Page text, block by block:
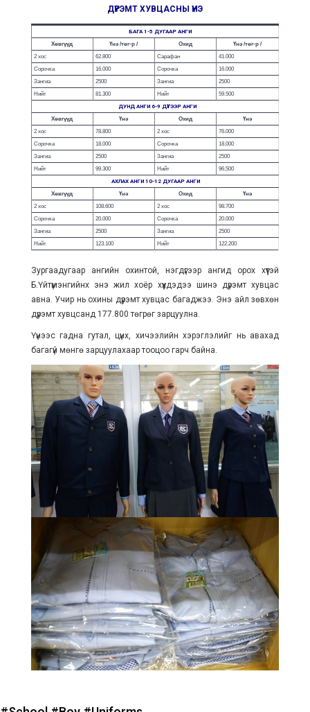
ДҮРЭМТ ХУВЦАСНЫ ҮНЭ
БАГА 1-5 ДУГААР АНГИ
Хөвгүүд
Үнэ /төг-р / Охид
Үнэ /төг-р /
2 хос
62.800 Сарафан
41.000
Сорочка
16.000 Сорочка
16.000
Зангиа
2500 Зангиа
2500
Нийт
81.300 Нийт
59.500
ДУНД АНГИ 6-9 ДҮГЭЭР АНГИ
Хөвгүүд
Үнэ Охид
Үнэ
2 хос
78.800 2 хос
76.000
Сорочка
18.000 Сорочка
18.000
Зангиа
2500 Зангиа
2500
Нийт
99.300 Нийт
96.500
АХЛАХ АНГИ 10-12 ДУГААР АНГИ
Хөвгүүд
Үнэ Охид
Үнэ
2 хос
108.600 2 хос
98.700
Сорочка
20.000 Сорочка
20.000
Зангиа
2500 Зангиа
2500
Нийт
123.100 Нийт 122.200
Зургаадугаар ангийн охинтой, нэгдүгээр ангид орох хүүтэй
Б.Үйтүмэнгийнх энэ жил хоёр хүүхдэдээ шинэ дүрэмт хувцас
авна. Учир нь охины дүрэмт хувцас багаджээ. Энэ айл зөвхөн
дүрэмт хувцсанд 177.800 төгрөг зарцуулна.
Үүнээс гадна гутал, цүнх, хичээлийн хэрэглэлийг нь авахад
багагүй мөнгө зарцуулахаар тооцоо гарч байна.